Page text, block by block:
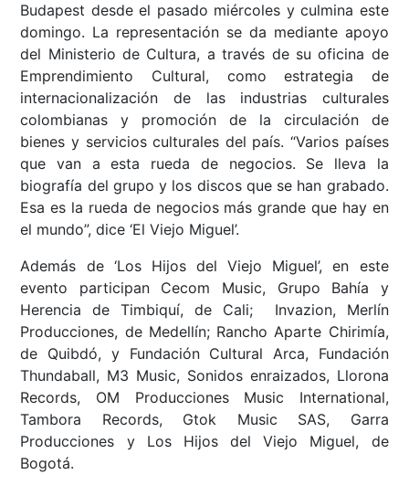
Budapest desde el pasado miércoles y culmina este
domingo. La representación se da mediante apoyo
del Ministerio de Cultura, a través de su oficina de
Emprendimiento Cultural, como estrategia de
internacionalización de las industrias culturales
colombianas y promoción de la circulación de
bienes y servicios culturales del país. “Varios países
que van a esta rueda de negocios. Se lleva la
biografía del grupo y los discos que se han grabado.
Esa es la rueda de negocios más grande que hay en
el mundo”, dice ‘El Viejo Miguel’.
Además de ‘Los Hijos del Viejo Miguel’, en este
evento participan Cecom Music, Grupo Bahía y
Herencia de Timbiquí, de Cali; Invazion, Merlín
Producciones, de Medellín; Rancho Aparte Chirimía,
de Quibdó, y Fundación Cultural Arca, Fundación
Thundaball, M3 Music, Sonidos enraizados, Llorona
Records, OM Producciones Music International,
Tambora Records, Gtok Music SAS, Garra
Producciones y Los Hijos del Viejo Miguel, de
Bogotá.